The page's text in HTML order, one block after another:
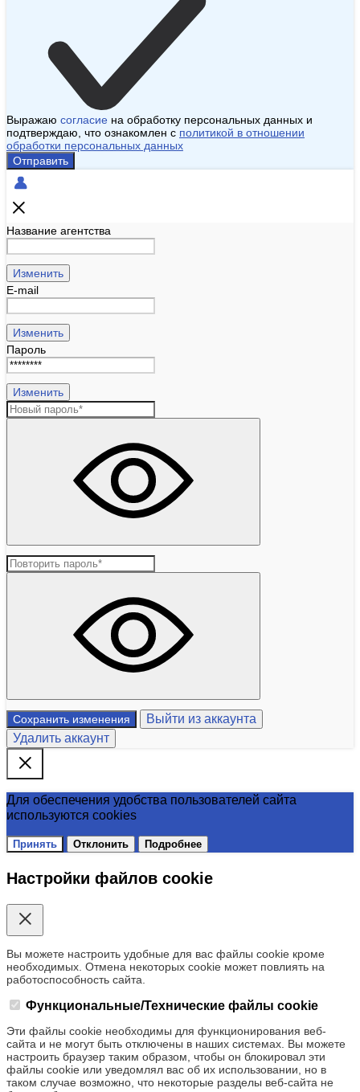
Выражаю согласие на обработку персональных данных и
подтверждаю, что ознакомлен с политикой в отношении
обработки персональных данных
Отправить
Название агентства
Изменить
E-mail
Изменить
Пароль
Изменить
Сохранить изменения
Выйти из аккаунта
Удалить аккаунт
Для обеспечения удобства пользователей сайта
используются cookies
Принять Отклонить Подробнее
Настройки файлов cookie
Вы можете настроить удобные для вас файлы cookie кроме
необходимых. Отмена некоторых cookie может повлиять на
работоспособность сайта.
Функциональные/Технические файлы cookie
Эти файлы cookie необходимы для функционирования веб-
сайта и не могут быть отключены в наших системах. Вы можете
настроить браузер таким образом, чтобы он блокировал эти
файлы cookie или уведомлял вас об их использовании, но в
таком случае возможно, что некоторые разделы веб-сайта не